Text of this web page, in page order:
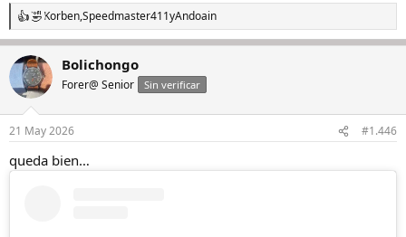
R
e
a
c
i
e
:
Korben,Speedmaster411yAndoain
Bolichongo
Forer@ Senior Sin verificar
21 May 2026 #1.446
queda bien…